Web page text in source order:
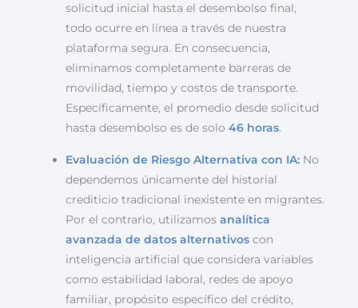
solicitud inicial hasta el desembolso final,
todo ocurre en línea a través de nuestra
plataforma segura. En consecuencia,
eliminamos completamente barreras de
movilidad, tiempo y costos de transporte.
Específicamente, el promedio desde solicitud
hasta desembolso es de solo 46 horas.
Evaluación de Riesgo Alternativa con IA:No
dependemos únicamente del historial
crediticio tradicional inexistente en migrantes.
Por el contrario, utilizamos analítica
avanzada de datos alternativoscon
inteligencia artificial que considera variables
como estabilidad laboral, redes de apoyo
familiar, propósito específico del crédito,